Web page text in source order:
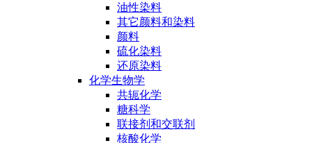
油性染料
其它颜料和染料
颜料
硫化染料
还原染料
化学生物学
共轭化学
糖科学
联接剂和交联剂
核酸化学